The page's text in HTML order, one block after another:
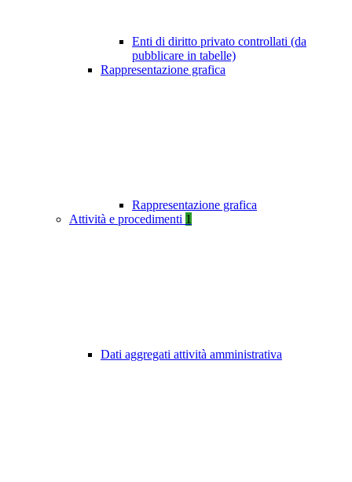
Enti di diritto privato controllati (da
pubblicare in tabelle)
Rappresentazione grafica
Rappresentazione grafica
Attività e procedimenti 1
Dati aggregati attività amministrativa